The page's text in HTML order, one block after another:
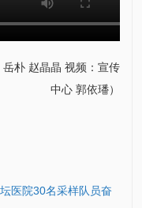
岳朴 赵晶晶 视频：宣传
中心 郭依璠）
医院30名采样队员奋